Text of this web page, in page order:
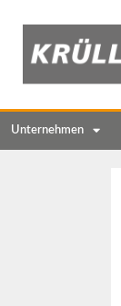
Unternehmen